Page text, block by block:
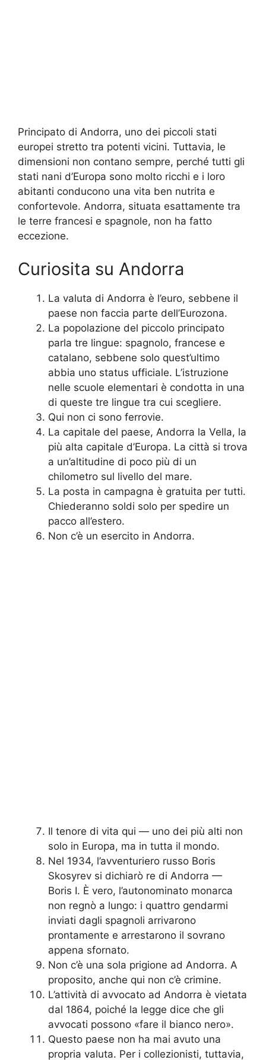
Principato di Andorra, uno dei piccoli stati
europei stretto tra potenti vicini. Tuttavia, le
dimensioni non contano sempre, perché tutti gli
stati nani d’Europa sono molto ricchi e i loro
abitanti conducono una vita ben nutrita e
confortevole. Andorra, situata esattamente tra
le terre francesi e spagnole, non ha fatto
eccezione.
Curiosita su Andorra
La valuta di Andorra è l’euro, sebbene il
paese non faccia parte dell’Eurozona.
La popolazione del piccolo principato
parla tre lingue: spagnolo, francese e
catalano, sebbene solo quest’ultimo
abbia uno status ufficiale. L’istruzione
nelle scuole elementari è condotta in una
di queste tre lingue tra cui scegliere.
Qui non ci sono ferrovie.
La capitale del paese, Andorra la Vella, la
più alta capitale d’Europa. La città si trova
a un’altitudine di poco più di un
chilometro sul livello del mare.
La posta in campagna è gratuita per tutti.
Chiederanno soldi solo per spedire un
pacco all’estero.
Non c’è un esercito in Andorra.
Il tenore di vita qui — uno dei più alti non
solo in Europa, ma in tutta il mondo.
Nel 1934, l’avventuriero russo Boris
Skosyrev si dichiarò re di Andorra —
Boris I. È vero, l’autonominato monarca
non regnò a lungo: i quattro gendarmi
inviati dagli spagnoli arrivarono
prontamente e arrestarono il sovrano
appena sfornato.
Non c’è una sola prigione ad Andorra. A
proposito, anche qui non c’è crimine.
L’attività di avvocato ad Andorra è vietata
dal 1864, poiché la legge dice che gli
avvocati possono «fare il bianco nero».
Questo paese non ha mai avuto una
propria valuta. Per i collezionisti, tuttavia,